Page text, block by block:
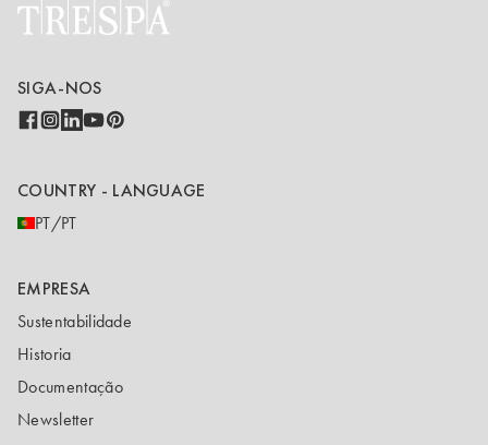
SIGA-NOS
COUNTRY - LANGUAGE
PT/PT
EMPRESA
Sustentabilidade
Historia
Documentação
Newsletter